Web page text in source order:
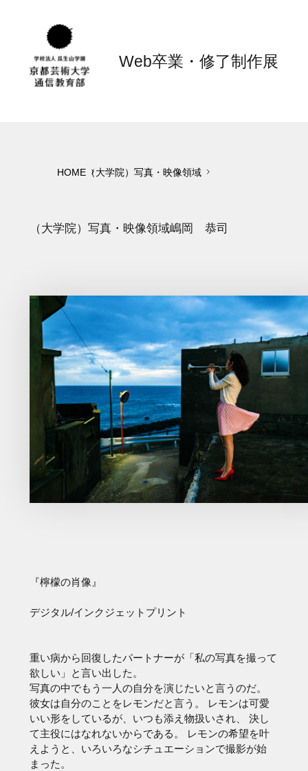
Web卒業・修了制作展
HOME（大学院）写真・映像領域
（大学院）写真・映像領域嶋岡 恭司
『檸檬の肖像』
デジタル/インクジェットプリント
重い病から回復したパートナーが「私の写真を撮って
欲しい」と言い出した。
写真の中でもう一人の自分を演じたいと言うのだ。
彼女は自分のことをレモンだと言う。 レモンは可愛
いい形をしているが、いつも添え物扱いされ、 決し
て主役にはなれないからである。 レモンの希望を叶
えようと、いろいろなシチュエーションで撮影が始
まった。